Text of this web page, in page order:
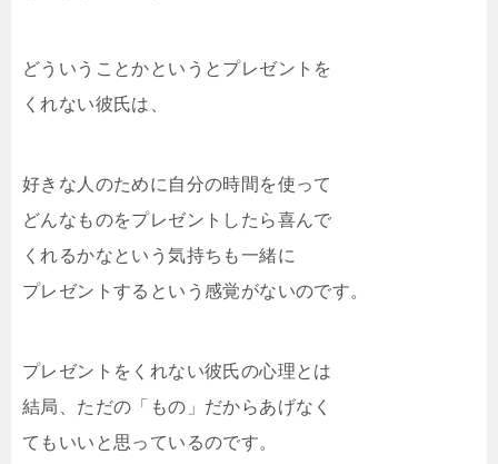
どういうことかというとプレゼントを
くれない彼氏は、
好きな人のために自分の時間を使って
どんなものをプレゼントしたら喜んで
くれるかなという気持ちも一緒に
プレゼントするという感覚がないのです。
プレゼントをくれない彼氏の心理とは
結局、ただの「もの」だからあげなく
てもいいと思っているのです。